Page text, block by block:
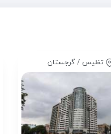
تفلیس / گرجستان